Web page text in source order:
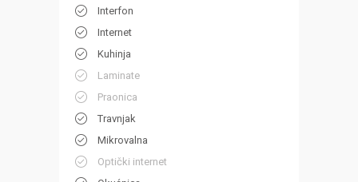
Interfon
Internet
Kuhinja
Laminate
Praonica
Travnjak
Mikrovalna
Optički internet